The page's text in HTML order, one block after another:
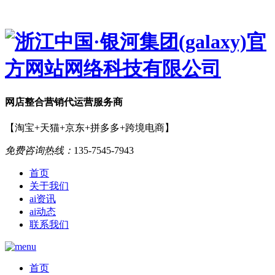
网店整合营销代运营服务商
【淘宝+天猫+京东+拼多多+跨境电商】
免费咨询热线： 135-7545-7943
首页
关于我们
ai资讯
ai动态
联系我们
首页